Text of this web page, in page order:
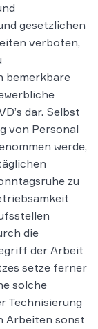
gesetzlichen
verboten,
bemerkbare
dar. Selbst
von Personal
werde,
zu
die
der Arbeit
setze ferner
solche
Technisierung
Arbeiten sonst